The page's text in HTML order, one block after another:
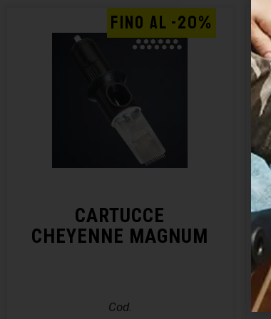
CARTUCCE
CHEYENNE MAGNUM
Cod.
FINO AL -20%